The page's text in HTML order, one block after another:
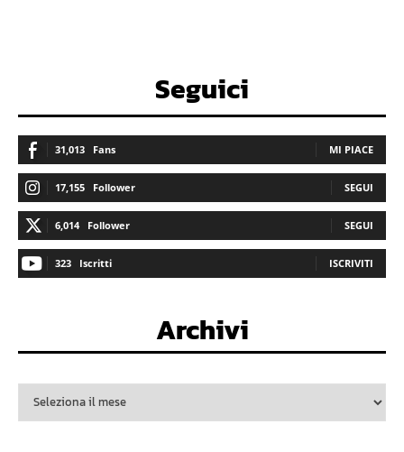
Seguici
31,013 Fans MI PIACE
17,155 Follower SEGUI
6,014 Follower SEGUI
323 Iscritti ISCRIVITI
Archivi